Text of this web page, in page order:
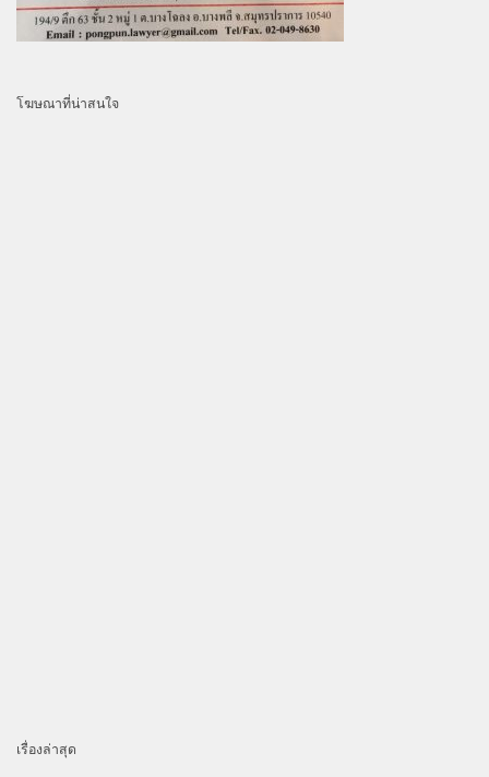
โฆษณาที่น่าสนใจ
เรื่องล่าสุด